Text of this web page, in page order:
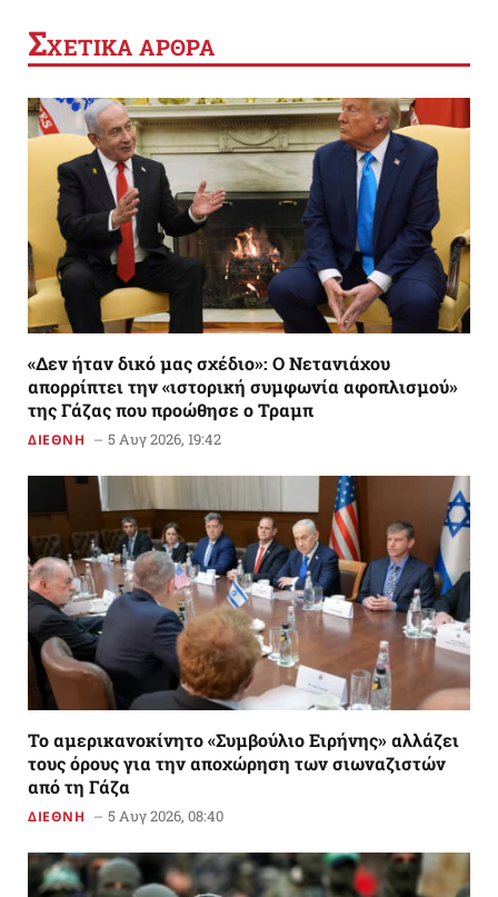
ΣΧΕΤΙΚΑ ΑΡΘΡΑ
«Δεν ήταν δικό μας σχέδιο»: Ο Νετανιάχου
απορρίπτει την «ιστορική συμφωνία αφοπλισμού»
της Γάζας που προώθησε ο Τραμπ
ΔΙΕΘΝΗ 5 Αυγ 2026, 19:42
Το αμερικανoκίνητο «Συμβούλιο Ειρήνης» αλλάζει
τους όρους για την αποχώρηση των σιωναζιστών
από τη Γάζα
ΔΙΕΘΝΗ 5 Αυγ 2026, 08:40